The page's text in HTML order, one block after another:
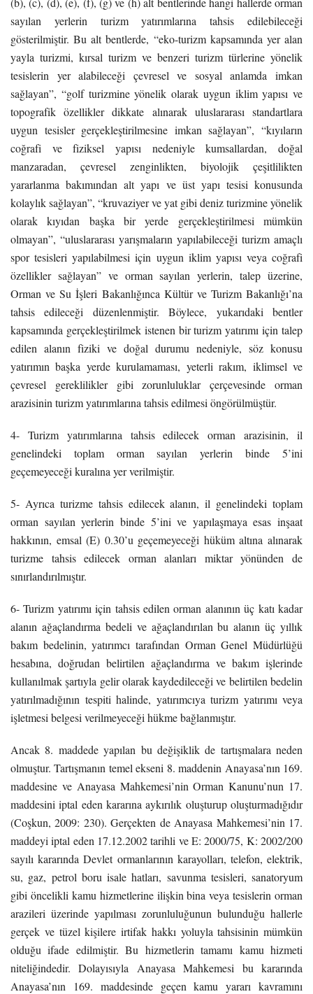
sayılan yerlerin turizm yatırımlarına tahsis edilebileceği
gösterilmiştir. Bu alt bentlerde, “eko-turizm kapsamında yer alan
yayla turizmi, kırsal turizm ve benzeri turizm türlerine yönelik
tesislerin yer alabileceği çevresel ve sosyal anlamda imkan
sağlayan”, “golf turizmine yönelik olarak uygun iklim yapısı ve
topografik özellikler dikkate alınarak uluslararası standartlara
uygun tesisler gerçekleştirilmesine imkan sağlayan”, “kıyıların
coğrafi ve fiziksel yapısı nedeniyle kumsallardan, doğal
manzaradan, çevresel zenginlikten, biyolojik çeşitlilikten
yararlanma bakımından alt yapı ve üst yapı tesisi konusunda
kolaylık sağlayan”, “kruvaziyer ve yat gibi deniz turizmine yönelik
olarak kıyıdan başka bir yerde gerçekleştirilmesi mümkün
olmayan”, “uluslararası yarışmaların yapılabileceği turizm amaçlı
spor tesisleri yapılabilmesi için uygun iklim yapısı veya coğrafi
özellikler sağlayan” ve orman sayılan yerlerin, talep üzerine,
Orman ve Su İşleri Bakanlığınca Kültür ve Turizm Bakanlığı’na
tahsis edileceği düzenlenmiştir. Böylece, yukarıdaki bentler
kapsamında gerçekleştirilmek istenen bir turizm yatırımı için talep
edilen alanın fiziki ve doğal durumu nedeniyle, söz konusu
yatırımın başka yerde kurulamaması, yeterli rakım, iklimsel ve
çevresel gereklilikler gibi zorunluluklar çerçevesinde orman
arazisinin turizm yatırımlarına tahsis edilmesi öngörülmüştür.
4- Turizm yatırımlarına tahsis edilecek orman arazisinin, il
genelindeki toplam orman sayılan yerlerin binde 5’ini
geçemeyeceği kuralına yer verilmiştir.
5- Ayrıca turizme tahsis edilecek alanın, il genelindeki toplam
orman sayılan yerlerin binde 5’ini ve yapılaşmaya esas inşaat
hakkının, emsal (E) 0.30’u geçemeyeceği hüküm altına alınarak
turizme tahsis edilecek orman alanları miktar yönünden de
sınırlandırılmıştır.
6- Turizm yatırımı için tahsis edilen orman alanının üç katı kadar
alanın ağaçlandırma bedeli ve ağaçlandırılan bu alanın üç yıllık
bakım bedelinin, yatırımcı tarafından Orman Genel Müdürlüğü
hesabına, doğrudan belirtilen ağaçlandırma ve bakım işlerinde
kullanılmak şartıyla gelir olarak kaydedileceği ve belirtilen bedelin
yatırılmadığının tespiti halinde, yatırımcıya turizm yatırımı veya
işletmesi belgesi verilmeyeceği hükme bağlanmıştır.
Ancak 8. maddede yapılan bu değişiklik de tartışmalara neden
olmuştur. Tartışmanın temel ekseni 8. maddenin Anayasa’nın 169.
maddesine ve Anayasa Mahkemesi’nin Orman Kanunu’nun 17.
maddesini iptal eden kararına aykırılık oluşturup oluşturmadığıdır
(Coşkun, 2009: 230). Gerçekten de Anayasa Mahkemesi’nin 17.
maddeyi iptal eden 17.12.2002 tarihli ve E: 2000/75, K: 2002/200
sayılı kararında Devlet ormanlarının karayolları, telefon, elektrik,
su, gaz, petrol boru isale hatları, savunma tesisleri, sanatoryum
gibi öncelikli kamu hizmetlerine ilişkin bina veya tesislerin orman
arazileri üzerinde yapılması zorunluluğunun bulunduğu hallerle
gerçek ve tüzel kişilere irtifak hakkı yoluyla tahsisinin mümkün
olduğu ifade edilmiştir. Bu hizmetlerin tamamı kamu hizmeti
niteliğindedir. Dolayısıyla Anayasa Mahkemesi bu kararında
Anayasa’nın 169. maddesinde geçen kamu yararı kavramını